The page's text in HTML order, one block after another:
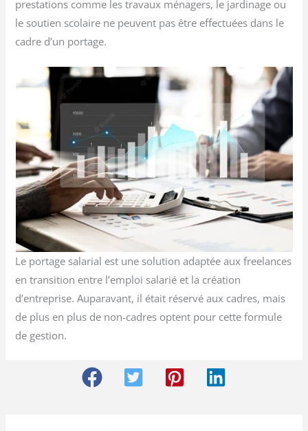
prestations comme les travaux ménagers, le jardinage ou
le soutien scolaire ne peuvent pas être effectuées dans le
cadre d’un portage.
Le portage salarial est une solution adaptée aux freelances
en transition entre l’emploi salarié et la création
d’entreprise. Auparavant, il était réservé aux cadres, mais
de plus en plus de non-cadres optent pour cette formule
de gestion.